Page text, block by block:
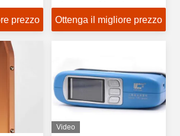
prezzo
della macchina
fotografica 2.5nm della
Ottenga il migliore prezzo
Video